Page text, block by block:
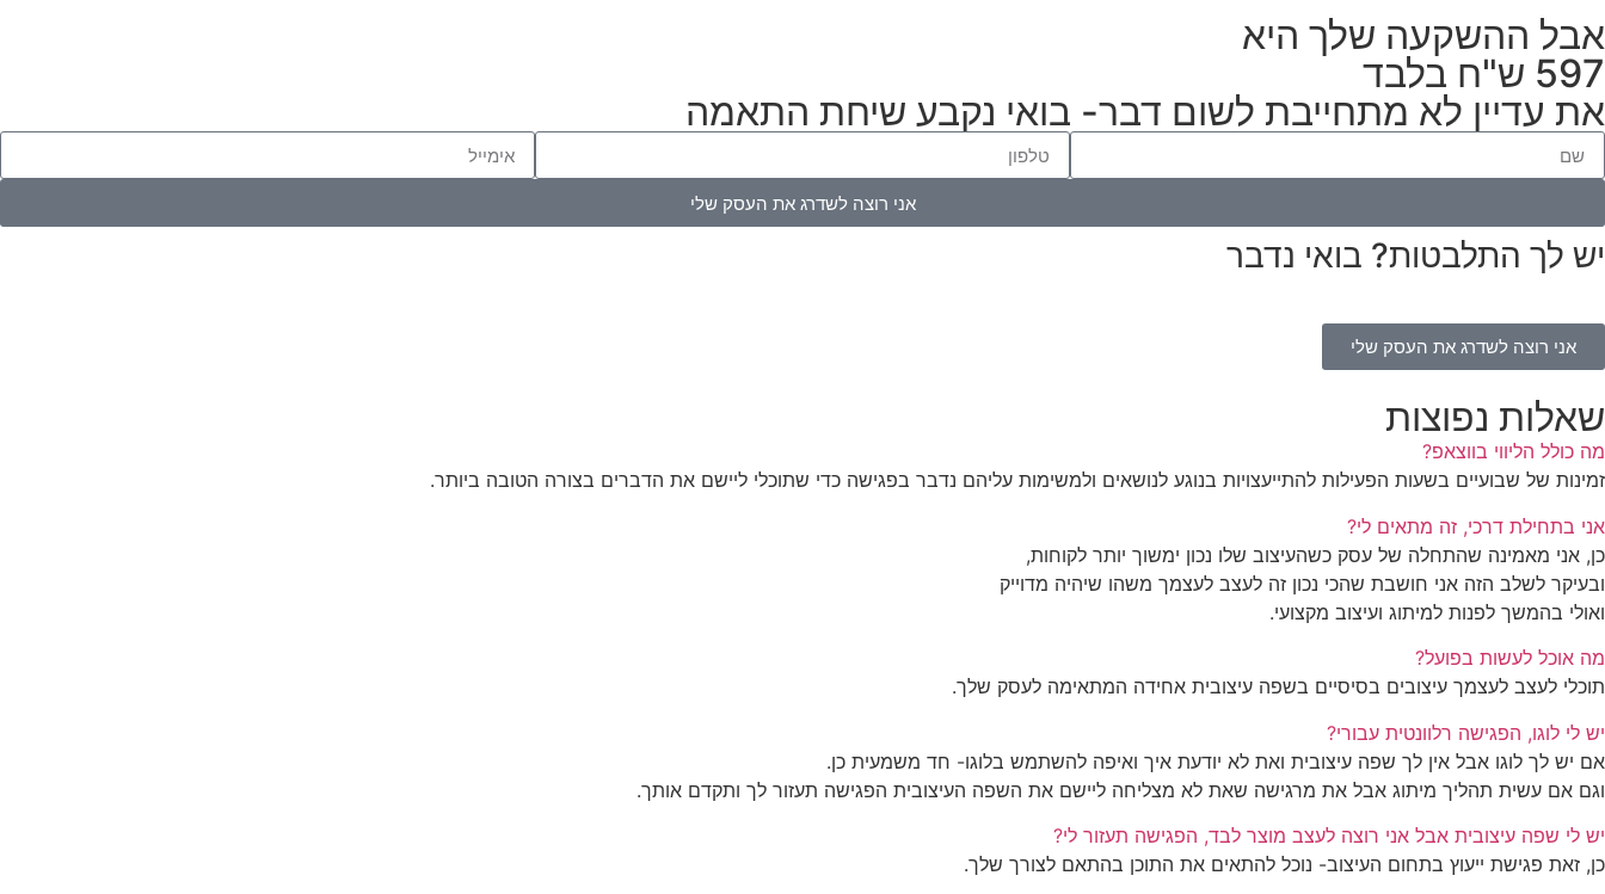
אבל ההשקעה שלך היא
597 ש"ח בלבד
את עדיין לא מתחייבת לשום דבר- בואי נקבע שיחת התאמה
אני רוצה לשדרג את העסק שלי
יש לך התלבטות? בואי נדבר
אני רוצה לשדרג את העסק שלי
שאלות נפוצות
מה כולל הליווי בווצאפ?
זמינות של שבועיים בשעות הפעילות להתייעצויות בנוגע לנושאים ולמשימות עליהם נדבר בפגישה כדי שתוכלי ליישם את הדברים בצורה הטובה ביותר.
אני בתחילת דרכי, זה מתאים לי?
כן, אני מאמינה שהתחלה של עסק כשהעיצוב שלו נכון ימשוך יותר לקוחות,
ובעיקר לשלב הזה אני חושבת שהכי נכון זה לעצב לעצמך משהו שיהיה מדוייק
ואולי בהמשך לפנות למיתוג ועיצוב מקצועי.
מה אוכל לעשות בפועל?
תוכלי לעצב לעצמך עיצובים בסיסיים בשפה עיצובית אחידה המתאימה לעסק שלך.
יש לי לוגו, הפגישה רלוונטית עבורי?
אם יש לך לוגו אבל אין לך שפה עיצובית ואת לא יודעת איך ואיפה להשתמש בלוגו- חד משמעית כן.
וגם אם עשית תהליך מיתוג אבל את מרגישה שאת לא מצליחה ליישם את השפה העיצובית הפגישה תעזור לך ותקדם אותך.
יש לי שפה עיצובית אבל אני רוצה לעצב מוצר לבד, הפגישה תעזור לי?
כן, זאת פגישת ייעוץ בתחום העיצוב- נוכל להתאים את התוכן בהתאם לצורך שלך.